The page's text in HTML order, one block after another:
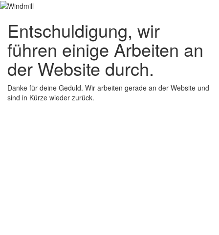
Entschuldigung, wir
führen einige Arbeiten an
der Website durch.
Danke für deine Geduld. Wir arbeiten gerade an der Website und
sind in Kürze wieder zurück.